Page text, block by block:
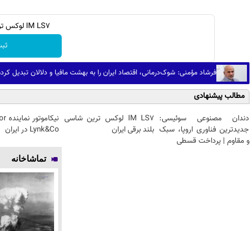
IM LS7 لوکس ترین شاسی بلند برقی ایران
فرشاد مؤمنی: شوک‌درمانی، اقتصاد ایران را به بهشت مافیا و دلالان تبدیل
مطالب پیشنهادی
دندان مصنوعی سوئیسی:
جدیدترین فناوری اروپا، سبک
و مقاوم | پرداخت قسطی
IM LS7 لوکس ترین شاسی
بلند برقی ایران
Lynk&Co در ایران
تماشاخانه